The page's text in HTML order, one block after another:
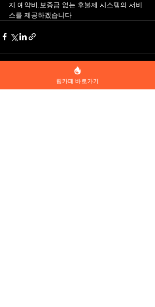
지 예약비,보증금 없는 후불제 시스템의 서비
스를 제공하겠습니다
전체 보기
립카페 바로가기